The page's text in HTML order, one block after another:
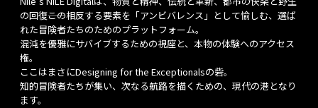
の回復――この相反する要素を「アンビバレンス」として愉しむ、選ば
れた冒険者たちのためのプラットフォーム。
混沌を優雅にサバイブするための視座と、本物の体験へのアクセス
権。
ここはまさにDesigning for the Exceptionalsの砦。
知的冒険者たちが集い、次なる航路を描くための、現代の港となり
ます。